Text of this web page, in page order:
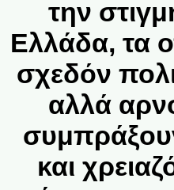
την
Ελλάδα, τα
σχεδόν
αλλά
και